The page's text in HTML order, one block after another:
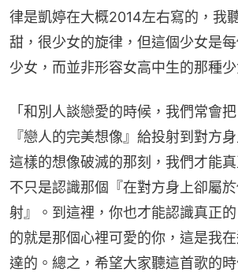
律是凱婷在大概2014左右寫的，我
甜，很少女的旋律，但這個少女是
少女，而並非形容女高中生的那種少
「和別人談戀愛的時候，我們常會
『戀人的完美想像』給投射到對方
這樣的想像破滅的那刻，我們才能
不只是認識那個『在對方身上卻屬
射』。到這裡，你也才能認識真正
的就是那個心裡可愛的你，這是我
達的。總之，希望大家聽這首歌的